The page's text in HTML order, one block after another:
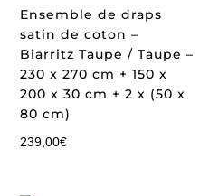
Ensemble de draps
satin de coton –
Biarritz Taupe / Taupe –
230 x 270 cm + 150 x
200 x 30 cm + 2 x (50 x
80 cm)
239,00€